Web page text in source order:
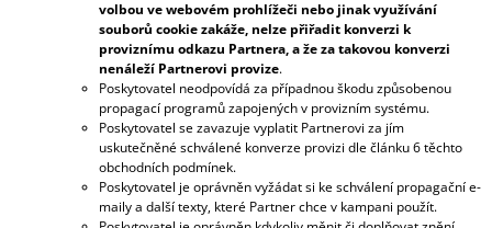
volbou ve webovém prohlížeči nebo jinak využívání
souborů cookie zakáže, nelze přiřadit konverzi k
proviznímu odkazu Partnera, a že za takovou konverzi
nenáleží Partnerovi provize.
Poskytovatel neodpovídá za případnou škodu způsobenou
propagací programů zapojených v provizním systému.
Poskytovatel se zavazuje vyplatit Partnerovi za jím
uskutečněné schválené konverze provizi dle článku 6 těchto
obchodních podmínek.
Poskytovatel je oprávněn vyžádat si ke schválení propagační e-
maily a další texty, které Partner chce v kampani použít.